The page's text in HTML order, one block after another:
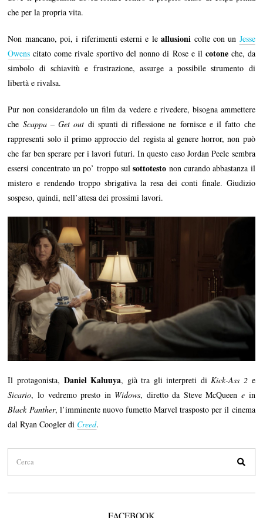
che per la propria vita.
Non mancano, poi, i riferimenti esterni e leallusioni colte con un Jesse
Owens citato come rivale sportivo del nonno di Rose e il cotoneche, da
simbolo di schiavitù e frustrazione, assurge a possibile strumento di
libertà e rivalsa.
Pur non considerandolo un film da vedere e rivedere, bisogna ammettere
che Scappa – Get out di spunti di riflessione ne fornisce e il fatto che
rappresenti solo il primo approccio del regista al genere horror, non può
che far ben sperare per i lavori futuri. In questo caso Jordan Peele sembra
essersi concentrato un po’ troppo sulsottotesto non curando abbastanza il
mistero e rendendo troppo sbrigativa la resa dei conti finale. Giudizio
sospeso, quindi, nell’attesa dei prossimi lavori.
Il protagonista, Daniel Kaluuya, già tra gli interpreti diKick-Ass 2 e
Sicario, lo vedremo presto in Widows, diretto da Steve McQueen e in
Black Panther, l’imminente nuovo fumetto Marvel trasposto per il cinema
dal Ryan Coogler di Creed.